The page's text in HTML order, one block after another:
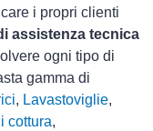
i propri clienti
assistenza tecnica
ogni tipo di
gamma di
, Lavastoviglie,
cottura,